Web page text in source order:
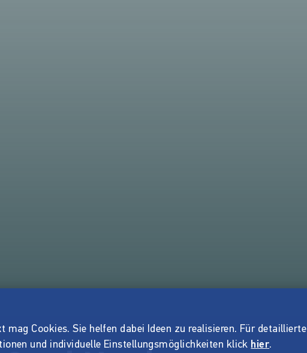
mag Cookies. Sie helfen dabei Ideen zu realisieren. Für detaillierte
und individuelle Einstellungsmöglichkeiten klick hier.